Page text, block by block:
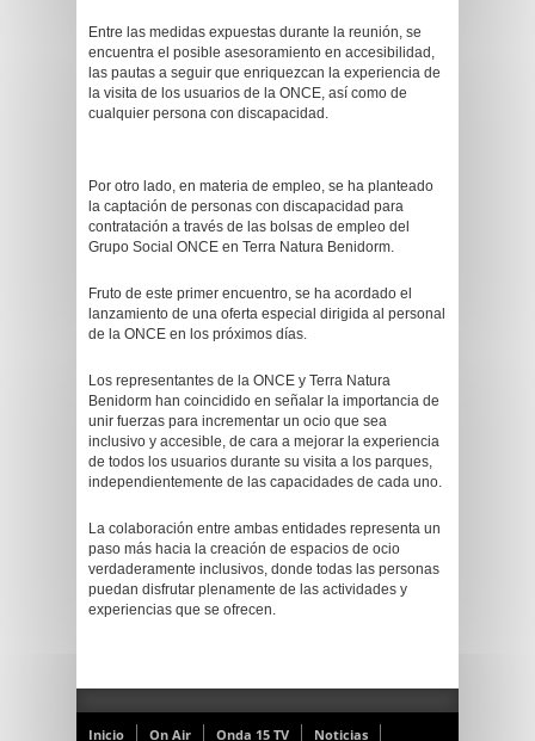
Entre las medidas expuestas durante la reunión, se
encuentra el posible asesoramiento en accesibilidad,
las pautas a seguir que enriquezcan la experiencia de
la visita de los usuarios de la ONCE, así como de
cualquier persona con discapacidad.
Por otro lado, en materia de empleo, se ha planteado
la captación de personas con discapacidad para
contratación a través de las bolsas de empleo del
Grupo Social ONCE en Terra Natura Benidorm.
Fruto de este primer encuentro, se ha acordado el
lanzamiento de una oferta especial dirigida al personal
de la ONCE en los próximos días.
Los representantes de la ONCE y Terra Natura
Benidorm han coincidido en señalar la importancia de
unir fuerzas para incrementar un ocio que sea
inclusivo y accesible, de cara a mejorar la experiencia
de todos los usuarios durante su visita a los parques,
independientemente de las capacidades de cada uno.
La colaboración entre ambas entidades representa un
paso más hacia la creación de espacios de ocio
verdaderamente inclusivos, donde todas las personas
puedan disfrutar plenamente de las actividades y
experiencias que se ofrecen.
Inicio On Air Onda 15 TV Noticias